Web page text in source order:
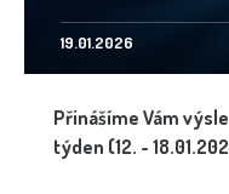
19.01.2026
Přinášíme Vám
týden (12. -